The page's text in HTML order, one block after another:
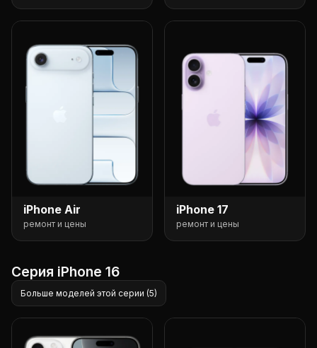
iPhone Air
ремонт и цены
iPhone 17
ремонт и цены
Серия iPhone 16
Больше моделей этой серии (5)